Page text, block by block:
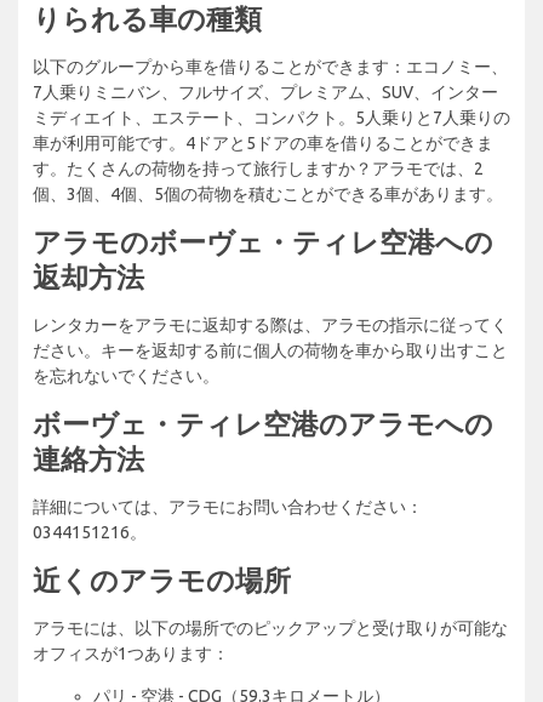
りられる車の種類
以下のグループから車を借りることができます：エコノミー、
7人乗りミニバン、フルサイズ、プレミアム、SUV、インター
ミディエイト、エステート、コンパクト。5人乗りと7人乗りの
車が利用可能です。4ドアと5ドアの車を借りることができま
す。たくさんの荷物を持って旅行しますか？アラモでは、2
個、3個、4個、5個の荷物を積むことができる車があります。
アラモのボーヴェ・ティレ空港への
返却方法
レンタカーをアラモに返却する際は、アラモの指示に従ってく
ださい。キーを返却する前に個人の荷物を車から取り出すこと
を忘れないでください。
ボーヴェ・ティレ空港のアラモへの
連絡方法
詳細については、アラモにお問い合わせください：
0344151216。
近くのアラモの場所
アラモには、以下の場所でのピックアップと受け取りが可能な
オフィスが1つあります：
パリ - 空港 - CDG（59.3キロメートル）